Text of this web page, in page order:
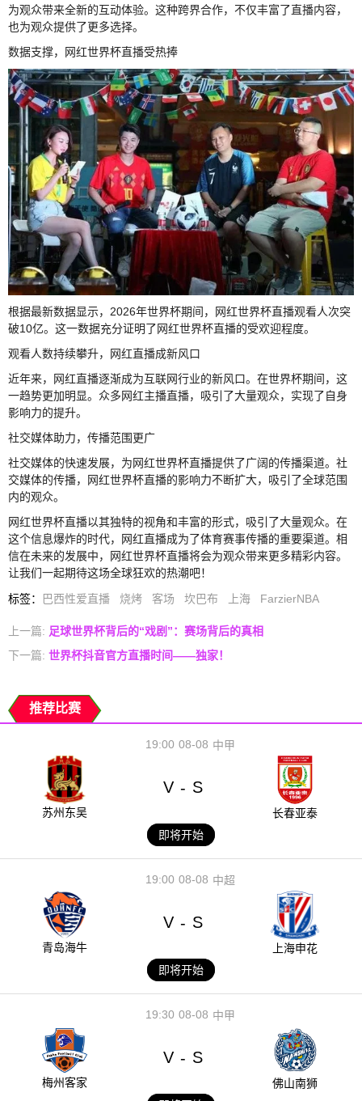
为观众带来全新的互动体验。这种跨界合作，不仅丰富了直播内容，
也为观众提供了更多选择。
数据支撑，网红世界杯直播受热捧
根据最新数据显示，2026年世界杯期间，网红世界杯直播观看人次突
破10亿。这一数据充分证明了网红世界杯直播的受欢迎程度。
观看人数持续攀升，网红直播成新风口
近年来，网红直播逐渐成为互联网行业的新风口。在世界杯期间，这
一趋势更加明显。众多网红主播直播，吸引了大量观众，实现了自身
影响力的提升。
社交媒体助力，传播范围更广
社交媒体的快速发展，为网红世界杯直播提供了广阔的传播渠道。社
交媒体的传播，网红世界杯直播的影响力不断扩大，吸引了全球范围
内的观众。
网红世界杯直播以其独特的视角和丰富的形式，吸引了大量观众。在
这个信息爆炸的时代，网红直播成为了体育赛事传播的重要渠道。相
信在未来的发展中，网红世界杯直播将会为观众带来更多精彩内容。
让我们一起期待这场全球狂欢的热潮吧！
标签： 巴西性爱直播 烧烤 客场 坎巴布 上海 FarzierNBA
上一篇: 足球世界杯背后的“戏剧”：赛场背后的真相
下一篇: 世界杯抖音官方直播时间——独家！
推荐比赛
08-08
19:00 中甲
苏州东吴
V - S
长春亚泰
即将开始
08-08
19:00 中超
青岛海牛
V - S
上海申花
即将开始
08-08
19:30 中甲
梅州客家
V - S
佛山南狮